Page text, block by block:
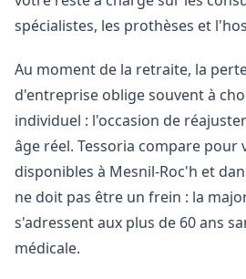
spécialistes, les prothèses et
Au moment de la retraite, la
d'entreprise oblige souvent à
individuel : l'occasion de
âge réel. Tessoria compare pour
disponibles à Mesnil-Roc'h et
ne doit pas être un frein : la
s'adressent aux plus de 60 ans
médicale.